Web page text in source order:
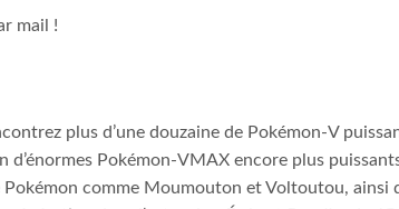
mail !
plus d’une douzaine de Pokémon-V
Pokémon-VMAX encore plus
comme Moumouton et Voltoutou, ainsi